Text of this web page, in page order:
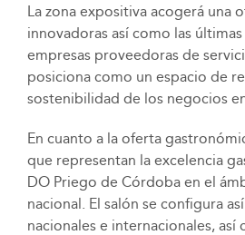
La zona expositiva acogerá una
innovadoras así como las
empresas proveedoras de
posiciona como un espacio de
sostenibilidad de los negocios
En cuanto a la oferta
que representan la excelencia
DO Priego de Córdoba en el
nacional. El salón se configura
nacionales e internacionales,